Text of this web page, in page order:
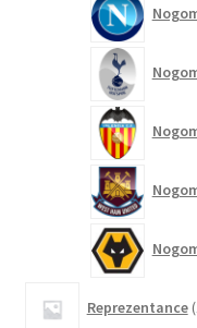
Reprezentance